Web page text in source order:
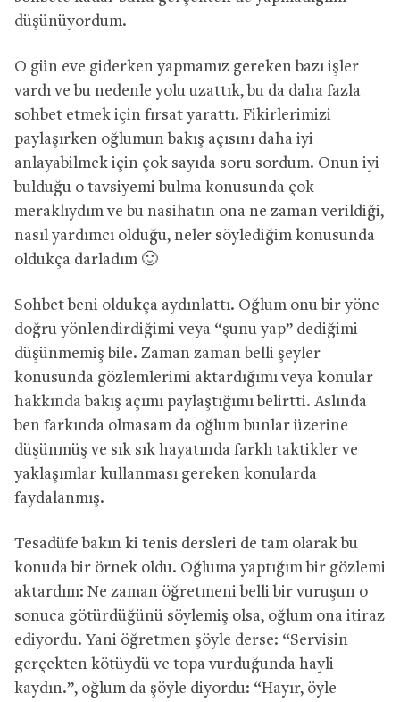
düşünüyordum.
O gün eve giderken yapmamız gereken bazı işler
vardı ve bu nedenle yolu uzattık, bu da daha fazla
sohbet etmek için fırsat yarattı. Fikirlerimizi
paylaşırken oğlumun bakış açısını daha iyi
anlayabilmek için çok sayıda soru sordum. Onun iyi
bulduğu o tavsiyemi bulma konusunda çok
meraklıydım ve bu nasihatın ona ne zaman verildiği,
nasıl yardımcı olduğu, neler söylediğim konusunda
oldukça darladım 🙂
Sohbet beni oldukça aydınlattı. Oğlum onu bir yöne
doğru yönlendirdiğimi veya “şunu yap” dediğimi
düşünmemiş bile. Zaman zaman belli şeyler
konusunda gözlemlerimi aktardığımı veya konular
hakkında bakış açımı paylaştığımı belirtti. Aslında
ben farkında olmasam da oğlum bunlar üzerine
düşünmüş ve sık sık hayatında farklı taktikler ve
yaklaşımlar kullanması gereken konularda
faydalanmış.
Tesadüfe bakın ki tenis dersleri de tam olarak bu
konuda bir örnek oldu. Oğluma yaptığım bir gözlemi
aktardım: Ne zaman öğretmeni belli bir vuruşun o
sonuca götürdüğünü söylemiş olsa, oğlum ona itiraz
ediyordu. Yani öğretmen şöyle derse: “Servisin
gerçekten kötüydü ve topa vurduğunda hayli
kaydın.”, oğlum da şöyle diyordu: “Hayır, öyle